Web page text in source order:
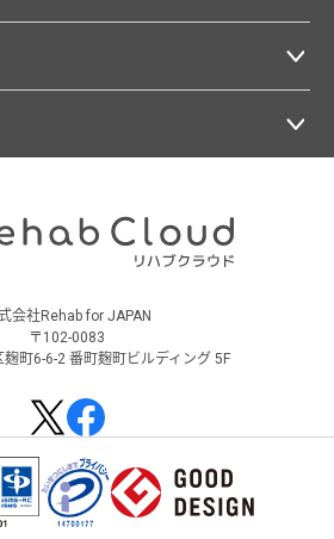
会社Rehab for JAPAN
〒102-0083
町6-6-2 番町麹町ビルディング 5F